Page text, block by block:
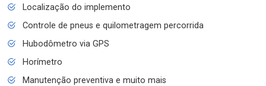
Localização do implemento
Controle de pneus e quilometragem percorrida
Hubodômetro via GPS
Horímetro
Manutenção preventiva e muito mais